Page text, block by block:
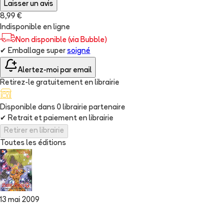
Laisser un avis
8,99 €
Indisponible en ligne
Non disponible (via Bubble)
✔ Emballage super soigné
Alertez-moi par email
Retirez-le gratuitement en librairie
Disponible dans 0 librairie partenaire
✔ Retrait et paiement en librairie
Retirer en librairie
Toutes les éditions
13 mai 2009